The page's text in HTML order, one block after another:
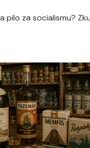
pilo za socialismu?